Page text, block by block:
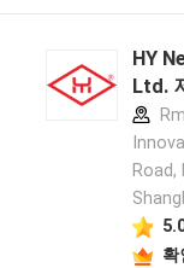
HY
Ltd.
확